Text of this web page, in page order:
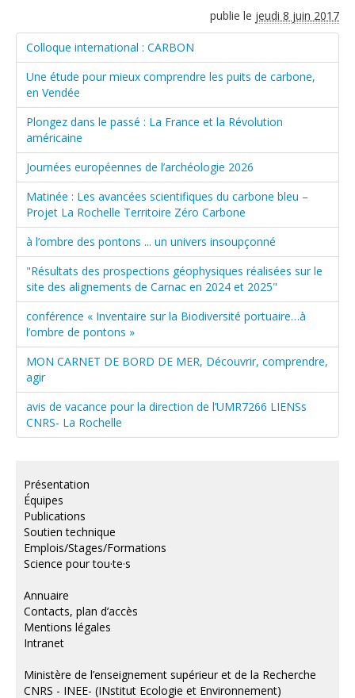
publie le jeudi 8 juin 2017
Colloque international : CARBON
Une étude pour mieux comprendre les puits de carbone,
en Vendée
Plongez dans le passé : La France et la Révolution
américaine
Journées européennes de l’archéologie 2026
Matinée : Les avancées scientifiques du carbone bleu –
Projet La Rochelle Territoire Zéro Carbone
à l’ombre des pontons ... un univers insoupçonné
"Résultats des prospections géophysiques réalisées sur le
site des alignements de Carnac en 2024 et 2025"
conférence « Inventaire sur la Biodiversité portuaire…à
l’ombre de pontons »
MON CARNET DE BORD DE MER, Découvrir, comprendre,
agir
avis de vacance pour la direction de l’UMR7266 LIENSs
CNRS- La Rochelle
Présentation
Équipes
Publications
Soutien technique
Emplois/Stages/Formations
Science pour tou·te·s
Annuaire
Contacts, plan d’accès
Mentions légales
Intranet
Ministère de l’enseignement supérieur et de la Recherche
CNRS - INEE- (INstitut Ecologie et Environnement)